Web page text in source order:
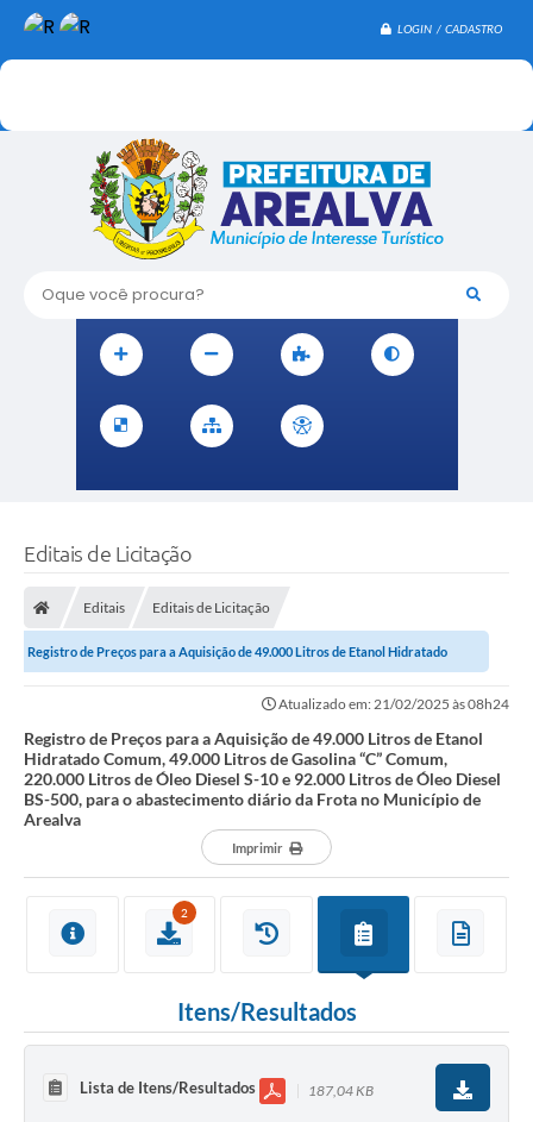
LOGIN / CADASTRO
Oque você procura?
Editais de Licitação
Editais Editais de Licitação
Registro de Preços para a Aquisição de 49.000 Litros de Etanol Hidratado
Atualizado em: 21/02/2025 às 08h24
Registro de Preços para a Aquisição de 49.000 Litros de Etanol
Hidratado Comum, 49.000 Litros de Gasolina “C” Comum,
220.000 Litros de Óleo Diesel S-10 e 92.000 Litros de Óleo Diesel
BS-500, para o abastecimento diário da Frota no Município de
Arealva
Imprimir
2
Itens/Resultados
Lista de Itens/Resultados 187,04 KB